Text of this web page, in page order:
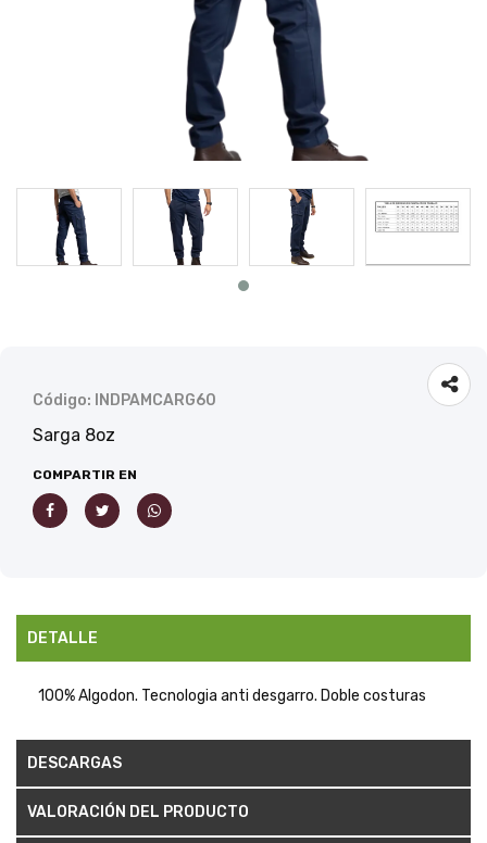
Código: INDPAMCARG60
Sarga 8oz
COMPARTIR EN
DETALLE
100% Algodon. Tecnologia anti desgarro. Doble costuras
DESCARGAS
VALORACIÓN DEL PRODUCTO